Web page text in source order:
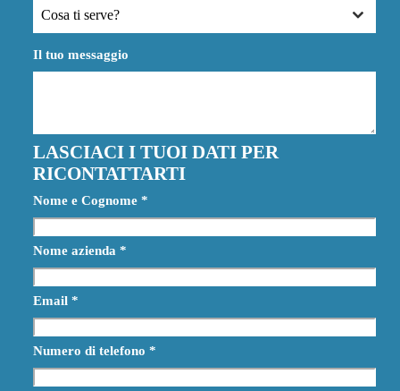
Cosa ti serve?
Il tuo messaggio
LASCIACI I TUOI DATI PER
RICONTATTARTI
Nome e Cognome *
Nome azienda *
Email *
Numero di telefono *